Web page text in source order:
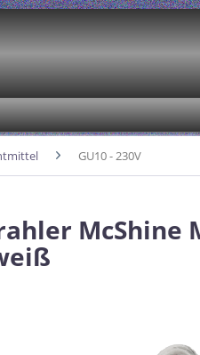
GU10 - 230V
McShine